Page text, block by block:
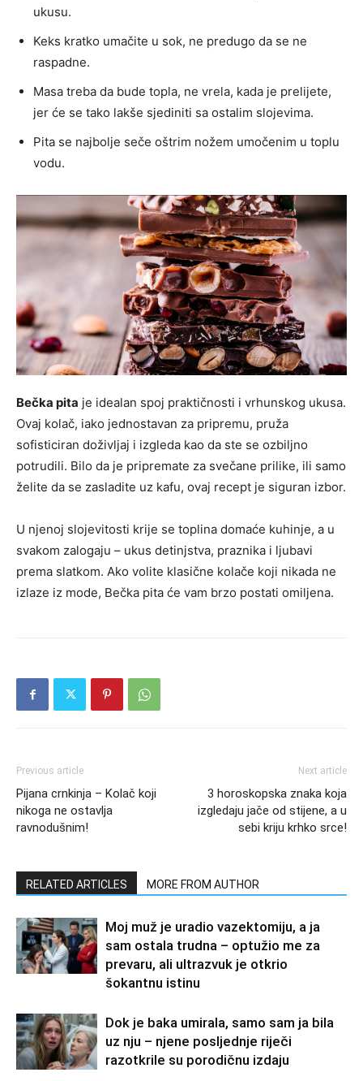
ukusu.
Keks kratko umačite u sok, ne predugo da se ne
raspadne.
Masa treba da bude topla, ne vrela, kada je prelijete,
jer će se tako lakše sjediniti sa ostalim slojevima.
Pita se najbolje seče oštrim nožem umočenim u toplu
vodu.
Bečka pita je idealan spoj praktičnosti i vrhunskog ukusa.
Ovaj kolač, iako jednostavan za pripremu, pruža
sofisticiran doživljaj i izgleda kao da ste se ozbiljno
potrudili. Bilo da je pripremate za svečane prilike, ili samo
želite da se zasladite uz kafu, ovaj recept je siguran izbor.
U njenoj slojevitosti krije se toplina domaće kuhinje, a u
svakom zalogaju – ukus detinjstva, praznika i ljubavi
prema slatkom. Ako volite klasične kolače koji nikada ne
izlaze iz mode, Bečka pita će vam brzo postati omiljena.
Previous article
Pijana crnkinja – Kolač koji
nikoga ne ostavlja
ravnodušnim!
Next article
3 horoskopska znaka koja
izgledaju jače od stijene, a u
sebi kriju krhko srce!
RELATED ARTICLES MORE FROM AUTHOR
Moj muž je uradio vazektomiju, a ja
sam ostala trudna – optužio me za
prevaru, ali ultrazvuk je otkrio
šokantnu istinu
Dok je baka umirala, samo sam ja bila
uz nju – njene posljednje riječi
razotkrile su porodičnu izdaju